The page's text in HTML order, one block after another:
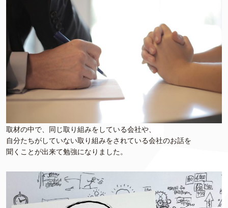
取材の中で、同じ取り組みをしている会社や、
自分たちがしていない取り組みをされている会社のお話を
聞くことが出来て勉強になりました。